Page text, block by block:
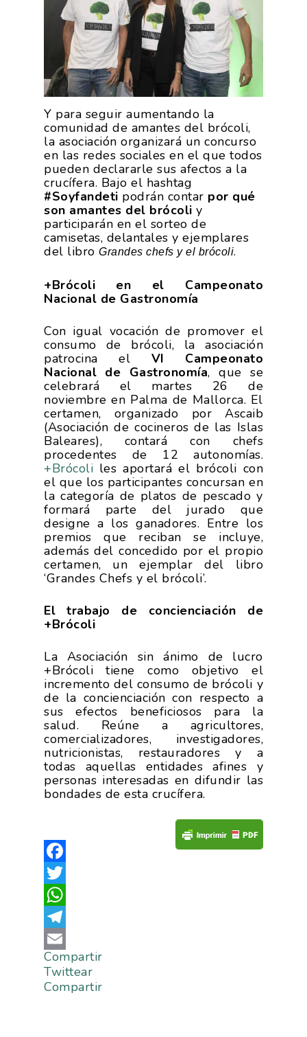
Y para seguir aumentando la
comunidad de amantes del brócoli,
la asociación organizará un concurso
en las redes sociales en el que todos
pueden declararle sus afectos a la
crucífera. Bajo el hashtag
#Soyfandeti podrán contar por qué
son amantes del brócoli y
participarán en el sorteo de
camisetas, delantales y ejemplares
del libro Grandes chefs y el brócoli.
+Brócoli en el Campeonato
Nacional de Gastronomía
Con igual vocación de promover el
consumo de brócoli, la asociación
patrocina el VI Campeonato
Nacional de Gastronomía, que se
celebrará el martes 26 de
noviembre en Palma de Mallorca. El
certamen, organizado por Ascaib
(Asociación de cocineros de las Islas
Baleares), contará con chefs
procedentes de 12 autonomías.
+Brócoli les aportará el brócoli con
el que los participantes concursan en
la categoría de platos de pescado y
formará parte del jurado que
designe a los ganadores. Entre los
premios que reciban se incluye,
además del concedido por el propio
certamen, un ejemplar del libro
‘Grandes Chefs y el brócoli’.
El trabajo de concienciación de
+Brócoli
La Asociación sin ánimo de lucro
+Brócoli tiene como objetivo el
incremento del consumo de brócoli y
de la concienciación con respecto a
sus efectos beneficiosos para la
salud. Reúne a agricultores,
comercializadores, investigadores,
nutricionistas, restauradores y a
todas aquellas entidades afines y
personas interesadas en difundir las
bondades de esta crucífera.
Facebook
Twitter
WhatsApp
Telegram
Email
Compartir
Twittear
Compartir
Responsabilidad Social
Corporativa
Números
Servicios
Forma Parte De
PROEXPORT
Mapa De Productores
Temas
Actualidad
Agua
Calidad Y Seguridad
Alimentaria
Innovación
Internacionalización
Multimedia
Nutrición Y Salud
Opinión
RSC
AgroCIFRAS
Comunicación 2024
Datos 2024
Histórico
Exportaciones 2019
Exportaciones 2018
Exportaciones 2017
Exportaciones 2016
Exportaciones 2015
Empleo Y
Formación
Bolsa De Empleo
Formación
Teleformación
Iniciativas
Modificación Ley Mar
Juntos Contra El
Proyectos Destacados
Alimentación
Campañas De
Concurso
Nuves. Nutrición
Sostenible
I+S PRO
Sostenibilidad
Innovación
Contacto
Intranet